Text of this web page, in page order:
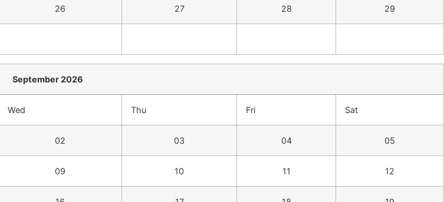
26 27 28 29
September 2026
Wed Thu Fri Sat
02 03 04 05
09 10 11 12